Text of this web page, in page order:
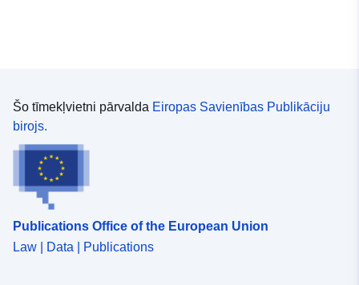
Telpiskais
resurss:
uriRef:
Šo tīmekļvietni pārvalda Eiropas Savienības Publikāciju
birojs.
Publications Office of the European Union
Law | Data | Publications